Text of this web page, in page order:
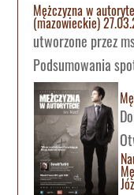
Mężczyzna w
(mazowieckie)
utworzone przez
Podsumowania